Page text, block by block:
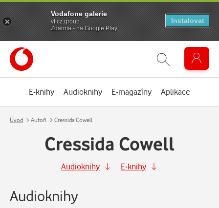
E-knihy Audioknihy E-magazíny Aplikace
Úvod Autoři Cressida Cowell
Cressida Cowell
Audioknihy E-knihy
Audioknihy
Vodafone galerie
vf.cz.group
Zdarma - na Google Play
Instalovat